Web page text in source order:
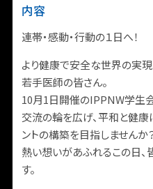
内容
連帯・感動・行動の１日へ！
より健康で安全な世界の実
若手医師の皆さん。
10月1日開催のIPPNW学生
交流の輪を広げ、平和と健康
ントの構築を目指しませんか
熱い想いがあふれるこの日、
す。